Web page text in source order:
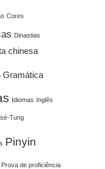
Cores
Dinastias
chinesa
Gramática
Idiomas Inglês
Tung
Pinyin
Prova de proficiência